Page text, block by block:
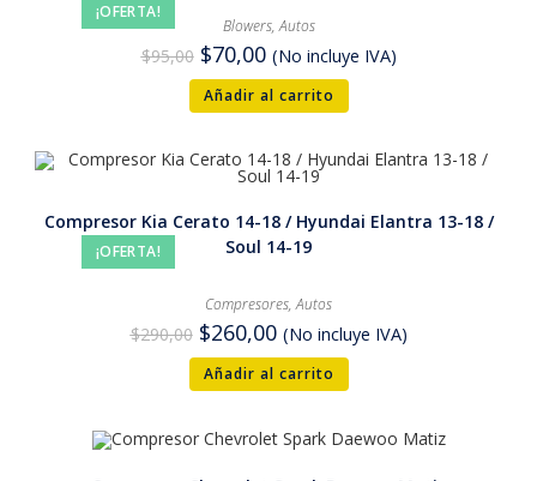
¡OFERTA!
Blowers,Autos
$95,00 $70,00 (No incluye IVA)
Añadir al carrito
¡OFERTA!
Compresor Kia Cerato 14-18 / Hyundai Elantra 13-18 /
Soul 14-19
Compresores,Autos
$290,00 $260,00 (No incluye IVA)
Añadir al carrito